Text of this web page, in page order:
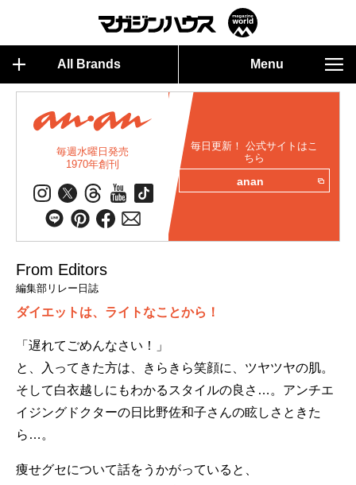
All Brands Menu
毎週水曜日発売
1970年創刊
毎日更新！ 公式サイトはこ
ちら
anan
From Editors
編集部リレー日誌
ダイエットは、ライトなことから！
「遅れてごめんなさい！」
と、入ってきた方は、きらきら笑顔に、ツヤツヤの肌。
そして白衣越しにもわかるスタイルの良さ…。アンチエ
イジングドクターの日比野佐和子さんの眩しさときた
ら…。
痩せグセについて話をうかがっていると、